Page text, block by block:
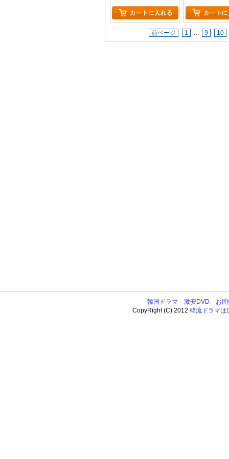
前ページ 1 … 9 10
韓国ドラマ 激安DVD
お
CopyRight (C) 2012韓流ドラマは